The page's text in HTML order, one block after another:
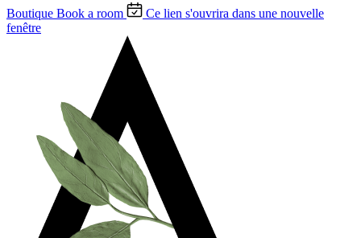
Boutique Book a room
Ce lien s'ouvrira dans une nouvelle
fenêtre